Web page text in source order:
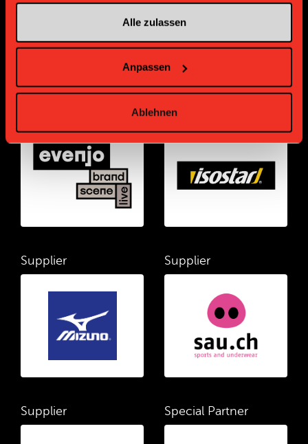
Alle zulassen
Anpassen
AblehnenSupplier
Supplier Supplier
Supplier Special Partner